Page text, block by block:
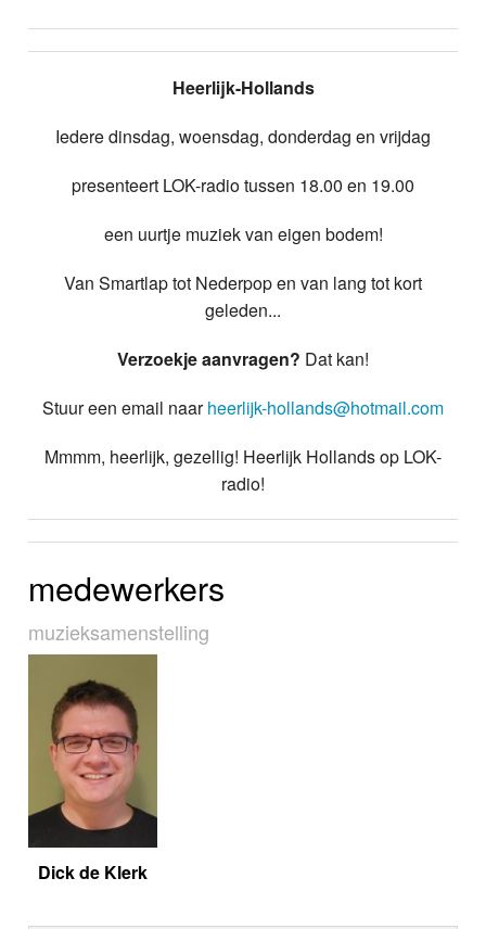
Video
Webcam
Heerlijk-Hollands
Iedere dinsdag, woensdag, donderdag en vrijdag
presenteert LOK-radio tussen 18.00 en 19.00
een uurtje muziek van eigen bodem!
Van Smartlap tot Nederpop en van lang tot kort
geleden...
Verzoekje aanvragen? Dat kan!
Stuur een email naarheerlijk-hollands@hotmail.com
Mmmm, heerlijk, gezellig! Heerlijk Hollands op LOK-
radio!
medewerkers
muziek­sa­men­stel­ling
Dick de Klerk